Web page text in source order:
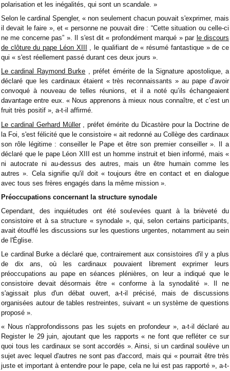
polarisation et les inégalités, qui sont un scandale. »
Selon le cardinal Spengler, « non seulement chacun pouvait s'exprimer, mais
il devait le faire », et « personne ne pouvait dire : “Cette situation ou celle-ci
ne me concerne pas” ». Il s'est dit « profondément marqué » par le discours
de clôture du pape Léon XIII
, le qualifiant de « résumé fantastique » de ce
qui « s'est réellement passé durant ces deux jours ».
Le cardinal Raymond Burke , préfet émérite de la Signature apostolique, a
déclaré que les cardinaux étaient « très reconnaissants » au pape d’avoir
convoqué à nouveau de telles réunions, et il a noté qu’ils échangeaient
davantage entre eux. « Nous apprenons à mieux nous connaître, et c’est un
fruit très positif », a-t-il affirmé.
Le cardinal Gerhard Müller, préfet émérite du Dicastère pour la Doctrine de
la Foi, s'est félicité que le consistoire « ait redonné au Collège des cardinaux
son rôle légitime : conseiller le Pape et être son premier conseiller ». Il a
déclaré que le pape Léon XIII est un homme instruit et bien informé, mais «
ni autocrate ni au-dessus des autres, mais un être humain comme les
autres ». Cela signifie qu'il doit « toujours être en contact et en dialogue
avec tous ses frères engagés dans la même mission ».
Préoccupations concernant la structure synodale
Cependant, des inquiétudes ont été soulevées quant à la brièveté du
consistoire et à sa structure « synodale », qui, selon certains participants,
avait étouffé les discussions sur les questions urgentes, notamment au sein
de l'Église.
Le cardinal Burke a déclaré que, contrairement aux consistoires d'il y a plus
de dix ans, où les cardinaux pouvaient librement exprimer leurs
préoccupations au pape en séances plénières, on leur a indiqué que le
consistoire devait désormais être « conforme à la synodalité ». Il ne
s'agissait plus d'un débat ouvert, a-t-il précisé, mais de discussions
organisées autour de tables restreintes, suivant « un système de questions
proposé ».
« Nous n'approfondissons pas les sujets en profondeur », a-t-il déclaré au
Register le 29 juin, ajoutant que les rapports « ne font que refléter ce sur
quoi tous les cardinaux se sont accordés ». Ainsi, si un cardinal soulève un
sujet avec lequel d'autres ne sont pas d'accord, mais qui « pourrait être très
juste et important à entendre pour le pape, cela ne lui est pas rapporté », a-t-